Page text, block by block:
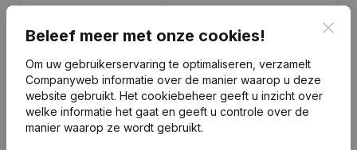
Beleef meer met onze cookies!
Om uw gebruikerservaring te optimaliseren, verzamelt
Companyweb informatie over de manier waarop u deze
website gebruikt. Het cookiebeheer geeft u inzicht over
welke informatie het gaat en geeft u controle over de
manier waarop ze wordt gebruikt.